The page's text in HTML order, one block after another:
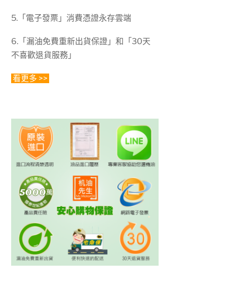
5.「電子發票」消費憑證永存雲端
6.「漏油免費重新出貨保證」和「30天
不喜歡退貨服務」
看更多 >>